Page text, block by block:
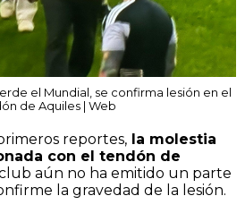
el Mundial, se confirma lesión en el
de Aquiles | Web
reportes, la molestia
con el tendón de
aún no ha emitido un parte
la gravedad de la lesión.